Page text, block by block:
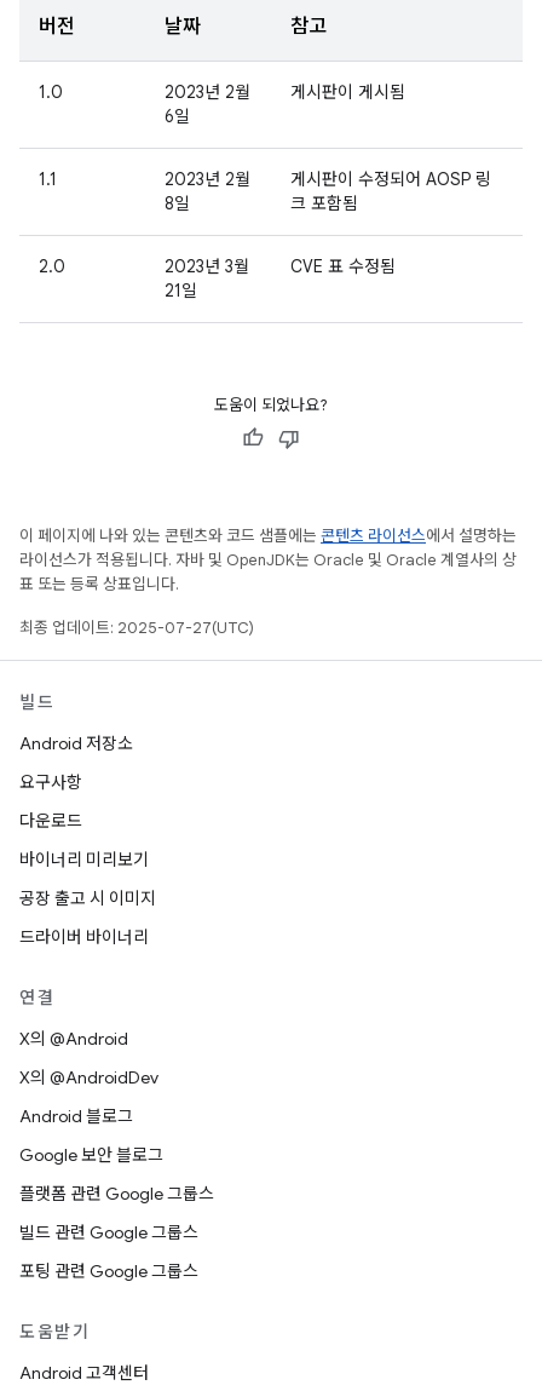
버전 날짜 참고
1.0
2023년 2월
6일
게시판이 게시됨
1.1
2023년 2월
8일
게시판이 수정되어 AOSP 링
크 포함됨
2.0
2023년 3월
21일
CVE 표 수정됨
도움이 되었나요?
이 페이지에 나와 있는 콘텐츠와 코드 샘플에는 콘텐츠 라이선스에서 설명하는
라이선스가 적용됩니다. 자바 및 OpenJDK는 Oracle 및 Oracle 계열사의 상
표 또는 등록 상표입니다.
최종 업데이트: 2025-07-27(UTC)
빌드
Android 저장소
요구사항
다운로드
바이너리 미리보기
공장 출고 시 이미지
드라이버 바이너리
연결
X의 @Android
X의 @AndroidDev
Android 블로그
Google 보안 블로그
플랫폼 관련 Google 그룹스
빌드 관련 Google 그룹스
포팅 관련 Google 그룹스
도움받기
Android 고객센터